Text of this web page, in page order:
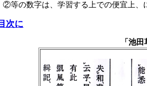
等の数字は、学習する上での便宜上、
次に
「池